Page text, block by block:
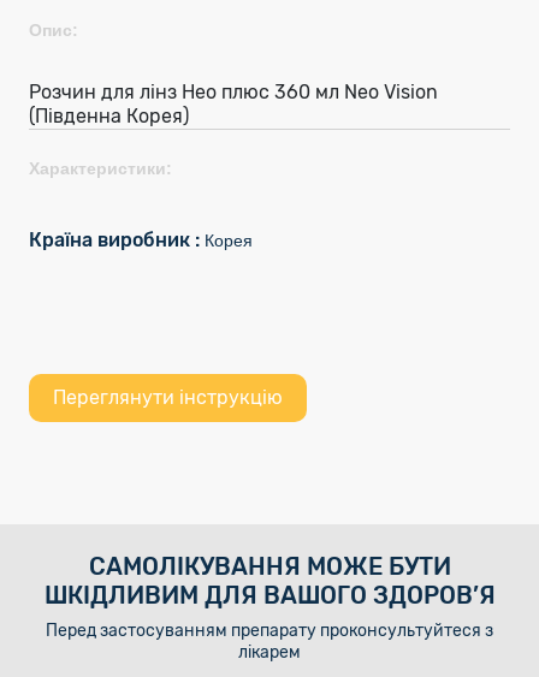
Опис:
Розчин для лінз Нео плюс 360 мл Neo Vision
(Південна Корея)
Характеристики:
Країна виробник : Корея
Переглянути інструкцію
САМОЛІКУВАННЯ МОЖЕ БУТИ
ШКІДЛИВИМ ДЛЯ ВАШОГО ЗДОРОВ’Я
Перед застосуванням препарату проконсультуйтеся з
лікарем